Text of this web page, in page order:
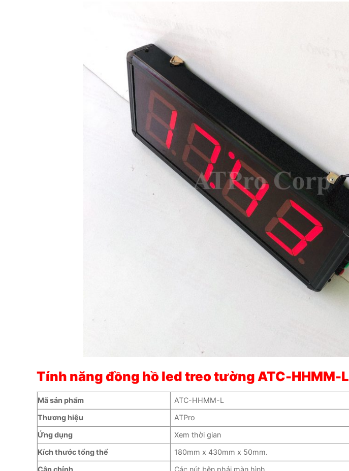
Tính năng đồng hồ led treo tường ATC-HHMM-L
Mã sản phẩm
ATC-HHMM-L
Thương hiệu
ATPro
Ứng dụng
Xem thời gian
Kích thước tổng thể
180mm x 430mm x 50mm.
Cân chỉnh
Các nút bên phải màn hình